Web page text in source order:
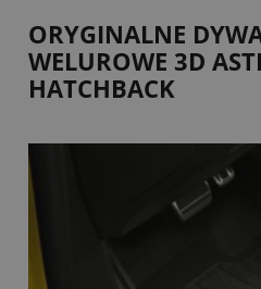
ORYGINALNE
WELUROWE 3D
HATCHBACK